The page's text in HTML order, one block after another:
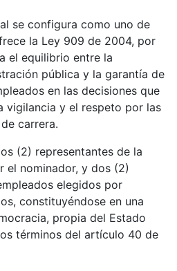
se configura como uno de
la Ley 909 de 2004, por
el equilibrio entre la
pública y la garantía de
en las decisiones que
vigilancia y el respeto por las
carrera.
(2) representantes de la
el nominador, y dos (2)
elegidos por
constituyéndose en una
propia del Estado
términos del artículo 40 de